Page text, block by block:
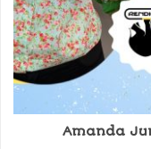
Amanda